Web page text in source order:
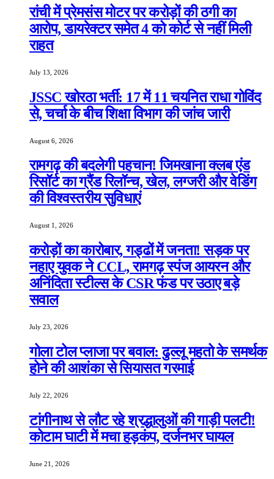
रांची में प्रेमसंस मोटर पर करोड़ों की ठगी का
आरोप, डायरेक्टर समेत 4 को कोर्ट से नहीं मिली
राहत
July 13, 2026
JSSC खोरठा भर्ती: 17 में 11 चयनित राधा गोविंद
से, चर्चा के बीच शिक्षा विभाग की जांच जारी
August 6, 2026
रामगढ़ की बदलेगी पहचान! जिमखाना क्लब एंड
रिसॉर्ट का ग्रैंड रिलॉन्च, खेल, लग्जरी और वेडिंग
की विश्वस्तरीय सुविधाएं
August 1, 2026
करोड़ों का कारोबार, गड्ढों में जनता! सड़क पर
नहाए युवक ने CCL, रामगढ़ स्पंज आयरन और
अनिंदिता स्टील्स के CSR फंड पर उठाए बड़े
सवाल
July 23, 2026
गोला टोल प्लाजा पर बवाल: ढुल्लू महतो के समर्थक
होने की आशंका से सियासत गरमाई
July 22, 2026
टांगीनाथ से लौट रहे श्रद्धालुओं की गाड़ी पलटी!
कोटाम घाटी में मचा हड़कंप, दर्जनभर घायल
June 21, 2026